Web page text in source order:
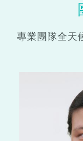
專業團隊全天